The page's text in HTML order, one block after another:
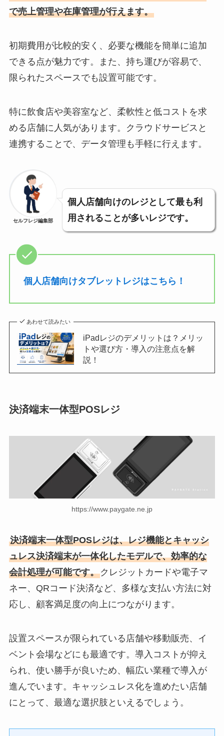
で売上管理や在庫管理が行えます。
初期費用が比較的安く、必要な機能を簡単に追加
できる点が魅力です。また、持ち運びが容易で、
限られたスペースでも設置可能です。
特に飲食店や美容室など、柔軟性と低コストを求
める店舗に人気があります。クラウドサービスと
連携することで、データ管理も手軽に行えます。
セルフレジ編集部
個人店舗向けのレジとして最も利
用されることが多いレジです。
個人店舗向けタブレットレジはこちら！
あわせて読みたい
iPadレジのデメリットは？メリッ
トや選び方・導入の注意点を解
説！
決済端末一体型POSレジ
https://www.paygate.ne.jp
決済端末一体型POSレジは、レジ機能とキャッシ
ュレス決済端末が一体化したモデルで、効率的な
会計処理が可能です。クレジットカードや電子マ
ネー、QRコード決済など、多様な支払い方法に対
応し、顧客満足度の向上につながります。
設置スペースが限られている店舗や移動販売、イ
ベント会場などにも最適です。導入コストが抑え
られ、使い勝手が良いため、幅広い業種で導入が
進んでいます。キャッシュレス化を進めたい店舗
にとって、最適な選択肢といえるでしょう。